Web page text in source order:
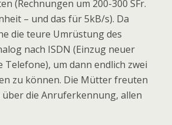
(Rechnungen um 200-300 SFr.
– und das für 5kB/s). Da
die teure Umrüstung des
nach ISDN (Einzug neuer
Telefone), um dann endlich zwei
zu können. Die Mütter freuten
die Anruferkennung, allen